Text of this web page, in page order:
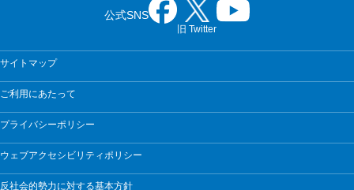
公式SNS
旧 Twitter
サイトマップ
ご利用にあたって
プライバシーポリシー
ウェブアクセシビリティポリシー
反社会的勢力に対する基本方針